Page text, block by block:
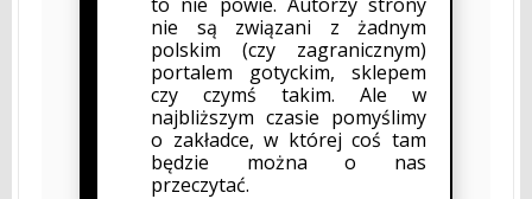
nie są związani z żadnym
polskim (czy zagranicznym)
portalem gotyckim, sklepem
czy czymś takim. Ale w
najbliższym czasie pomyślimy
o zakładce, w której coś tam
będzie można o nas
przeczytać.